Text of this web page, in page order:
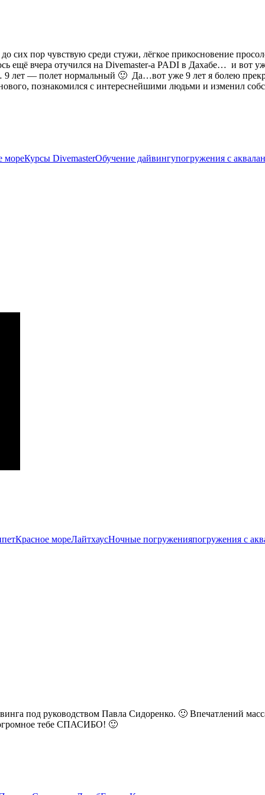
пор чувствую среди стужи, лёгкое прикосновение
ещё вчера отучился на Divemaster-а PADI в Дахабе… и
лет — полет нормальный 🙂 Да…вот уже 9 лет я болею
познакомился с интереснейшими людьми и изменил
мореКурсы DivemasterОбучение дайвингупогружения с
Красное мореЛайтхаусНочные погруженияпогружения с
под руководством Павла Сидоренко. 🙂 Впечатлений
тебе СПАСИБО! 🙂